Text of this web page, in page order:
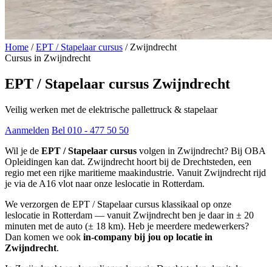
Home / EPT / Stapelaar cursus / Zwijndrecht
Cursus in Zwijndrecht
EPT / Stapelaar cursus Zwijndrecht
Veilig werken met de elektrische pallettruck & stapelaar
Aanmelden Bel 010 - 477 50 50
Wil je de EPT / Stapelaar cursus volgen in Zwijndrecht? Bij OBA
Opleidingen kan dat. Zwijndrecht hoort bij de Drechtsteden, een
regio met een rijke maritieme maakindustrie. Vanuit Zwijndrecht rijd
je via de A16 vlot naar onze leslocatie in Rotterdam.
We verzorgen de EPT / Stapelaar cursus klassikaal op onze
leslocatie in Rotterdam — vanuit Zwijndrecht ben je daar in ± 20
minuten met de auto (± 18 km). Heb je meerdere medewerkers?
Dan komen we ook in-company bij jou op locatie in
Zwijndrecht.